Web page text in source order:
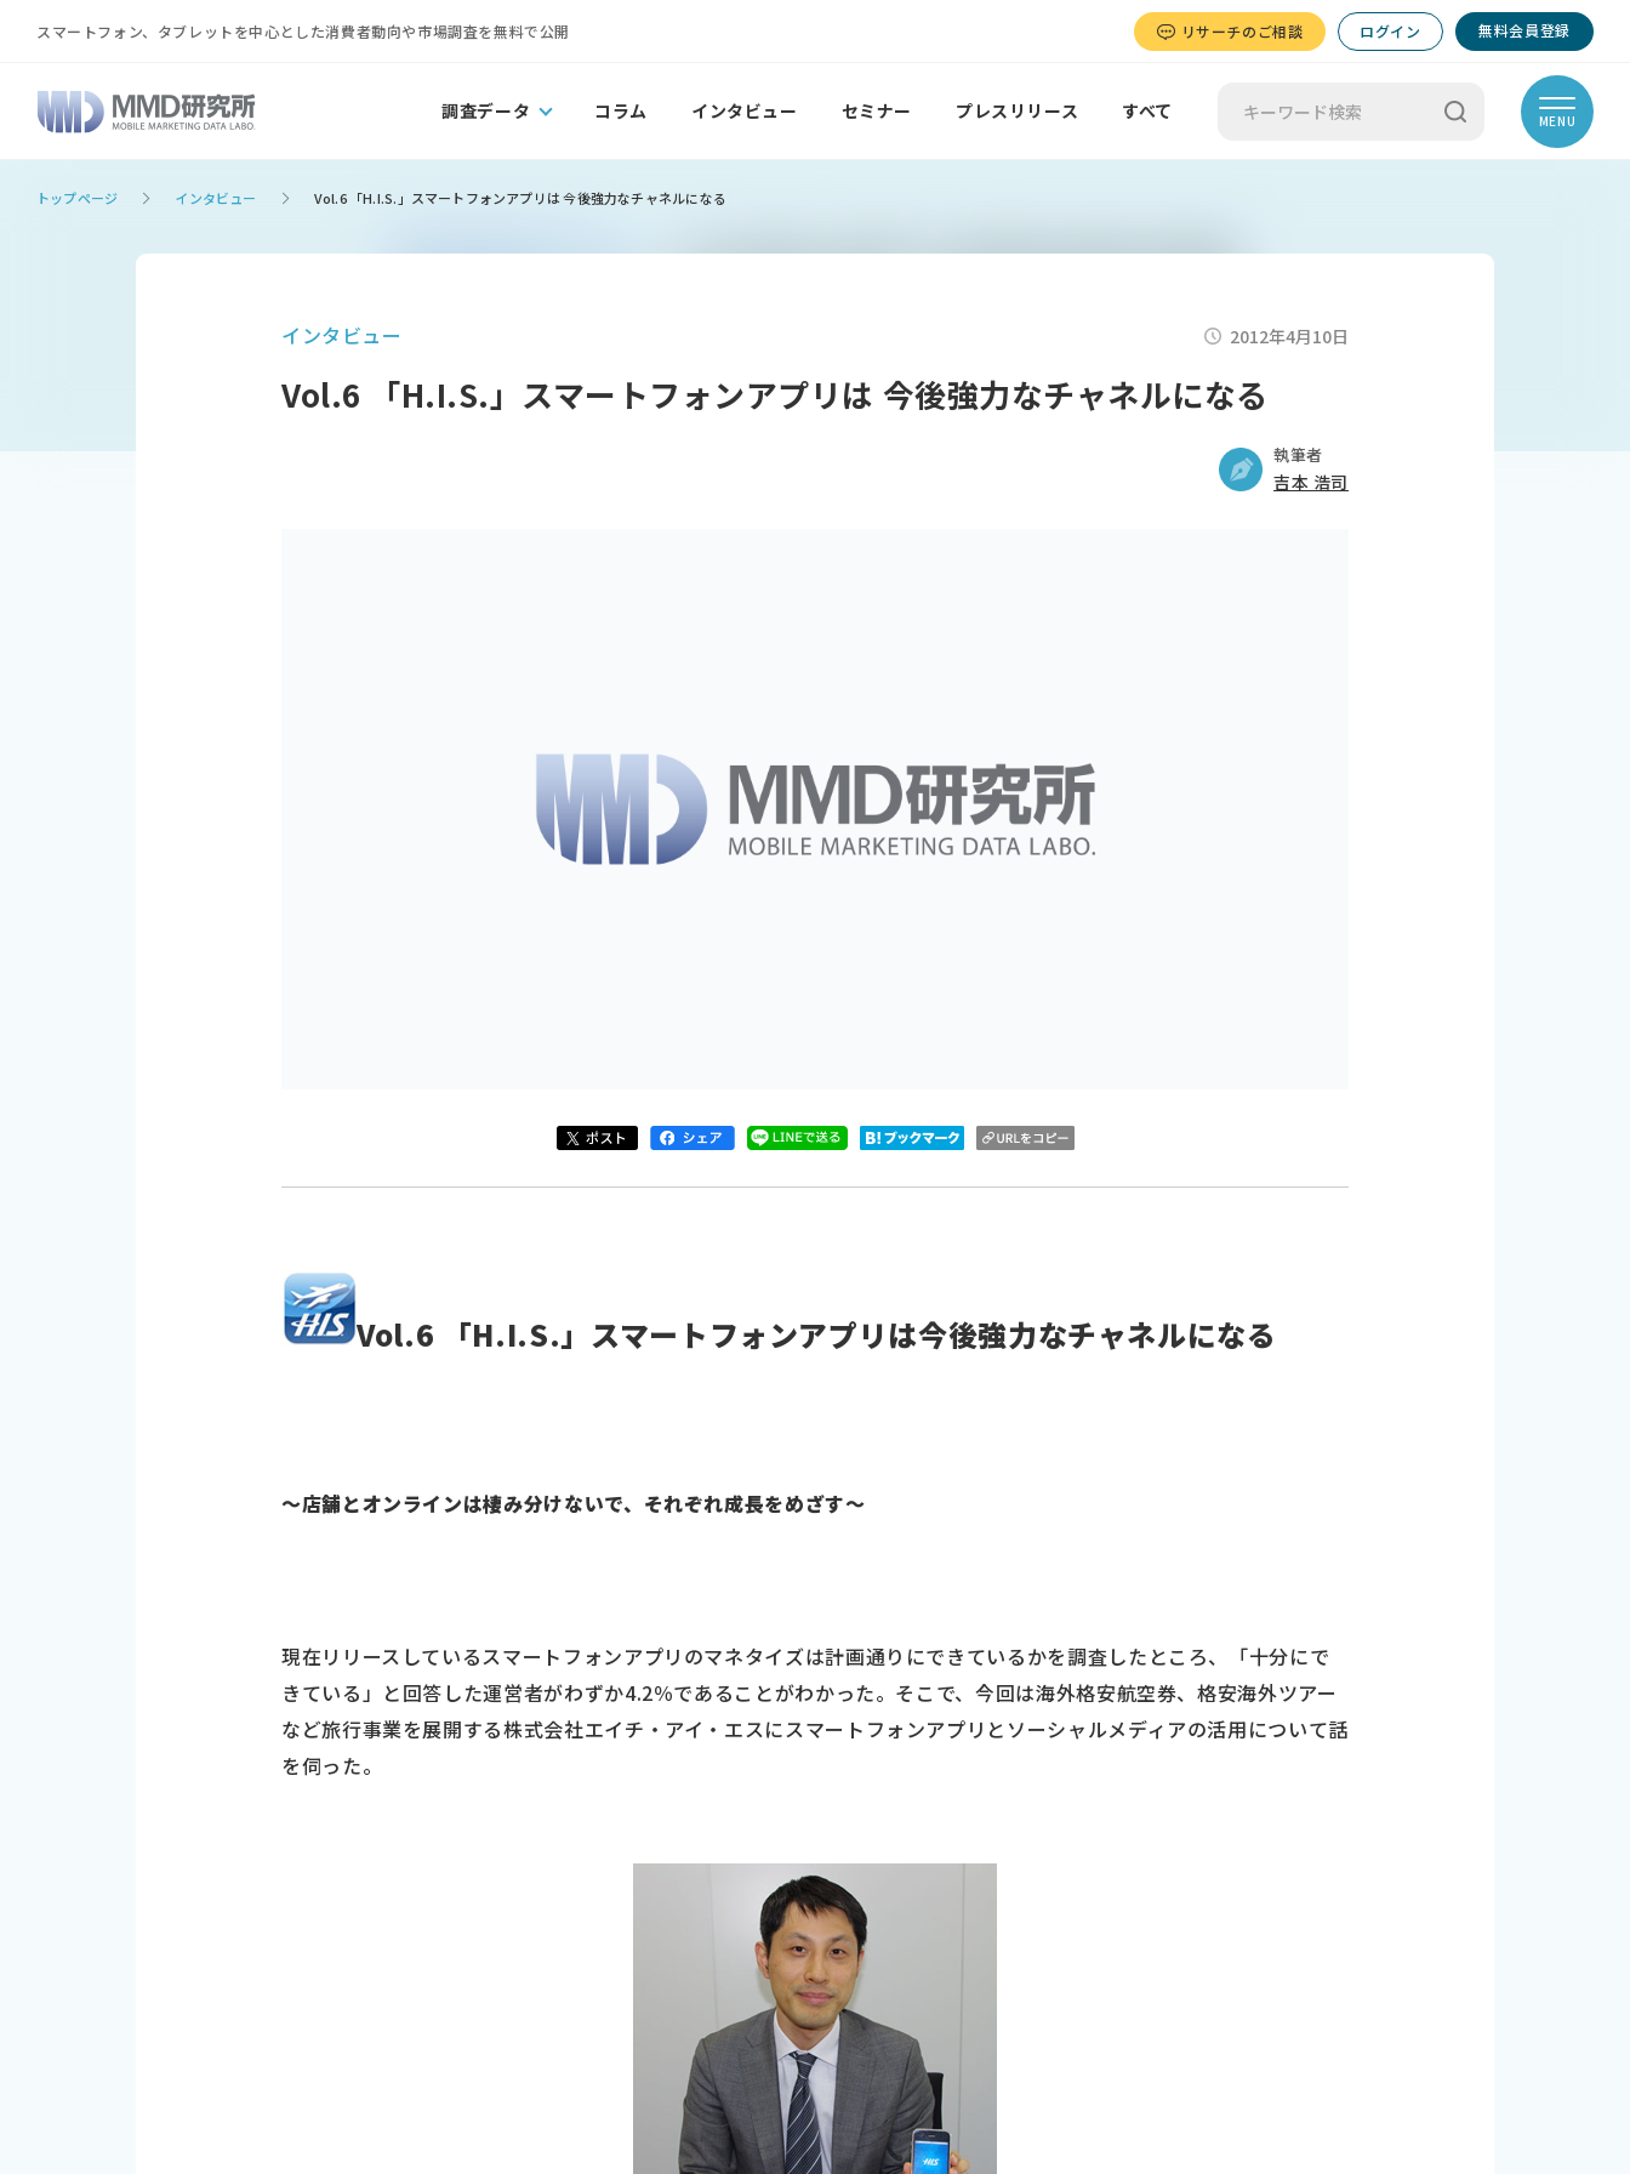
スマートフォン、タブレットを中心とした消費者動向や市場調査を無料で公開 リサーチのご相談 ログイン 無料会員登録
調査データ コラム インタビュー セミナー プレスリリース すべて MENU
トップページ インタビュー Vol.6 「H.I.S.」スマートフォンアプリは 今後強力なチャネルになる
インタビュー 2012年4月10日
Vol.6 「H.I.S.」スマートフォンアプリは 今後強力なチャネルになる
執筆者
吉本 浩司
Vol.6 「H.I.S.」スマートフォンアプリは今後強力なチャネルになる
～店舗とオンラインは棲み分けないで、それぞれ成長をめざす～
現在リリースしているスマートフォンアプリのマネタイズは計画通りにできているかを調査したところ、「十分にで
きている」と回答した運営者がわずか4.2％であることがわかった。そこで、今回は海外格安航空券、格安海外ツアー
など旅行事業を展開する株式会社エイチ・アイ・エスにスマートフォンアプリとソーシャルメディアの活用について話
を伺った。